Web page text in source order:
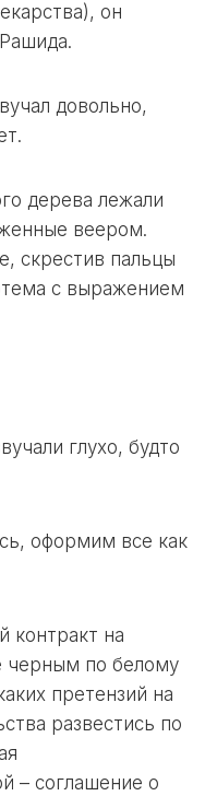
он
довольно,
дерева лежали
веером.
скрестив пальцы
с выражением
глухо, будто
оформим все как
контракт на
черным по белому
претензий на
развестись по
– соглашение о